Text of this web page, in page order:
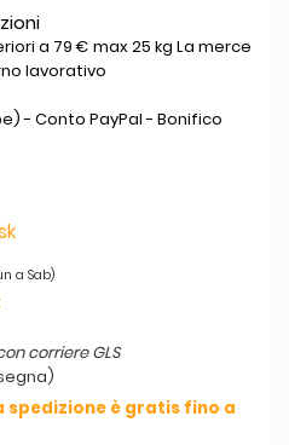
a 79 € max 25 kg La merce
lavorativo
- Conto PayPal - Bonifico
a Sab)
corriere GLS
spedizione è gratis fino a